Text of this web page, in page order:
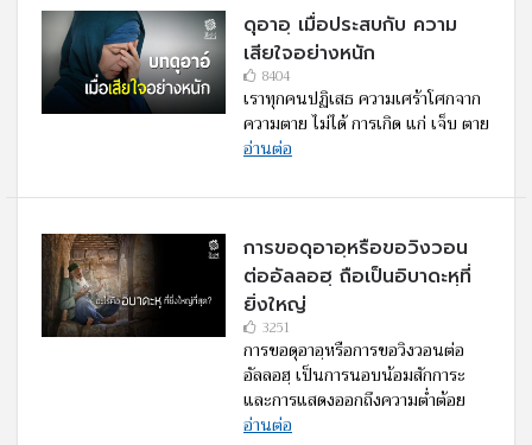
ดุอาอฺ เมื่อประสบกับ ความ
เสียใจอย่างหนัก
8404
เราทุกคนปฏิเสธ ความเศร้าโศกจาก
ความตาย ไม่ได้ การเกิด แก่ เจ็บ ตาย
อ่านต่อ
การขอดุอาอฺหรือขอวิงวอน
ต่ออัลลอฮฺ ถือเป็นอิบาดะหฺที่
ยิ่งใหญ่
3251
การขอดุอาอฺหรือการขอวิงวอนต่อ
อัลลอฮฺ เป็นการนอบน้อมสักการะ
และการแสดงออกถึงความต่ำต้อย
อ่านต่อ